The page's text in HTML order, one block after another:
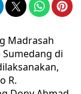
Madrasah
Sumedang di
R.